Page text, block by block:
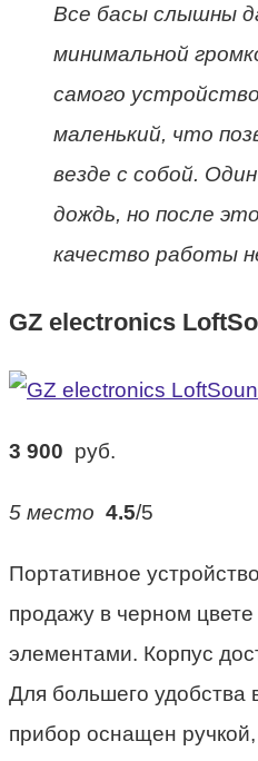
Все басы слышны
минимальной
самого
маленький, что
везде с собой.
дождь, но после
качество работы
GZ electronics
3 900 руб.
5 место 4.5/5
Портативное
продажу в черном
элементами. Корпус
Для большего удобства
прибор оснащен